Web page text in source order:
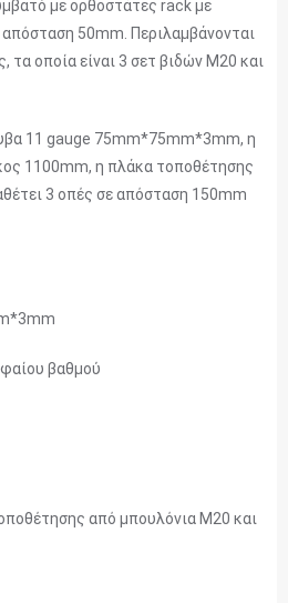
με ορθοστάτες rack με
50mm. Περιλαμβάνονται
τα οποία είναι 3 σετ βιδών M20 και
11 gauge 75mm*75mm*3mm, η
1100mm, η πλάκα τοποθέτησης
3 οπές σε απόσταση 150mm
βαθμού
από μπουλόνια M20 και